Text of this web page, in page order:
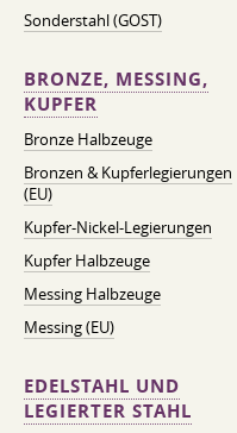
Sonderstahl (GOST)
BRONZE, MESSING,
KUPFER
Bronze Halbzeuge
Bronzen & Kupferlegierungen
(EU)
Kupfer-Nickel-Legierungen
Kupfer Halbzeuge
Messing Halbzeuge
Messing (EU)
EDELSTAHL UND
LEGIERTER STAHL